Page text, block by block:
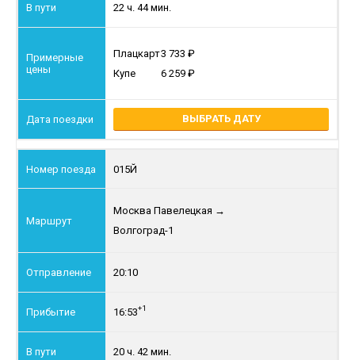
22 ч. 44 мин.
Плацкарт3 733
Купе
6 259
ВЫБРАТЬ ДАТУ
015Й
Москва Павелецкая →
Волгоград-1
20:10
16:53+1
20 ч. 42 мин.